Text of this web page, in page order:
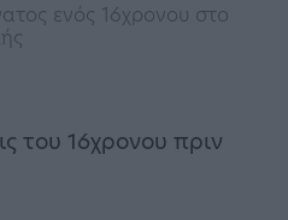
ενός 16χρονου στο
του 16χρονου πριν